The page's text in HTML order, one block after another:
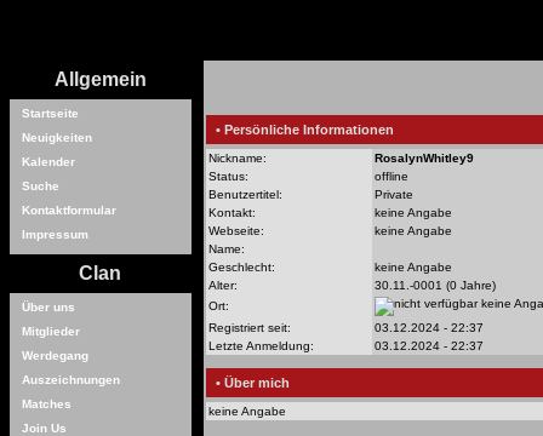
Allgemein
Startseite
Neuigkeiten
Kalender
Suche
Kontaktformular
Impressum
Clan
Über uns
Mitglieder
Werdegang
Auszeichnungen
Matches
Join Us
• Persönliche Informationen
Nickname:
RosalynWhitley9
Status:
offline
Benutzertitel:
Private
Kontakt:
keine Angabe
Webseite:
keine Angabe
Name:
Geschlecht:
keine Angabe
Alter:
30.11.-0001 (0 Jahre)
Ort:
keine
Registriert seit:
03.12.2024 - 22:37
Letzte Anmeldung:
03.12.2024 - 22:37
• Über mich
keine Angabe